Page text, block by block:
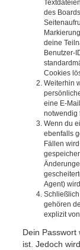
des
deine
Benutzer-
Cookies
Weiterhin
eine E-
notwendig
Wenn du
ebenfalls
Fällen
Agent)
gehören
explizit
Dein Passwort
ist. Jedoch